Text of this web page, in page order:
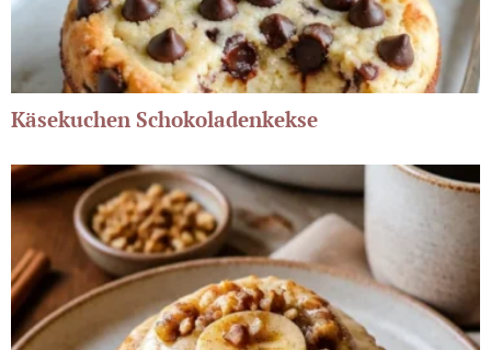
Käsekuchen Schokoladenkekse